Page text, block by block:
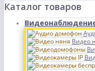
Каталог товаров
Видео